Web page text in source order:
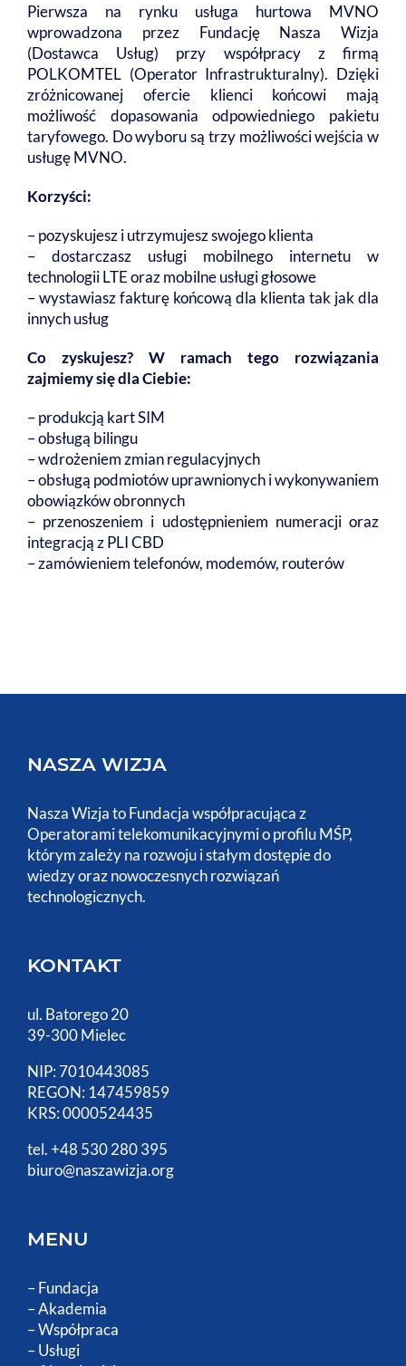
Pierwsza na rynku usługa hurtowa MVNO
wprowadzona przez Fundację Nasza Wizja
(Dostawca Usług) przy współpracy z firmą
POLKOMTEL (Operator Infrastrukturalny). Dzięki
zróżnicowanej ofercie klienci końcowi mają
możliwość dopasowania odpowiedniego pakietu
taryfowego. Do wyboru są trzy możliwości wejścia w
usługę MVNO.
Korzyści:
– pozyskujesz i utrzymujesz swojego klienta
– dostarczasz usługi mobilnego internetu w
technologii LTE oraz mobilne usługi głosowe
– wystawiasz fakturę końcową dla klienta tak jak dla
innych usług
Co zyskujesz? W ramach tego rozwiązania
zajmiemy się dla Ciebie:
– produkcją kart SIM
– obsługą bilingu
– wdrożeniem zmian regulacyjnych
– obsługą podmiotów uprawnionych i wykonywaniem
obowiązków obronnych
– przenoszeniem i udostępnieniem numeracji oraz
integracją z PLI CBD
– zamówieniem telefonów, modemów, routerów
NASZA WIZJA
Nasza Wizja to Fundacja współpracująca z
Operatorami telekomunikacyjnymi o profilu MŚP,
którym zależy na rozwoju i stałym dostępie do
wiedzy oraz nowoczesnych rozwiązań
technologicznych.
KONTAKT
ul. Batorego 20
39-300 Mielec
NIP: 7010443085
REGON: 147459859
KRS: 0000524435
tel. +48 530 280 395
biuro@naszawizja.org
MENU
–Fundacja
–Akademia
–Współpraca
–Usługi